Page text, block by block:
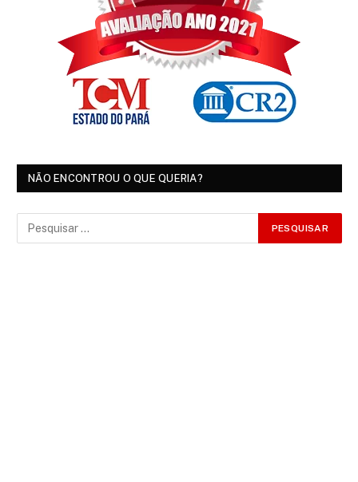
NÃO ENCONTROU O QUE QUERIA?